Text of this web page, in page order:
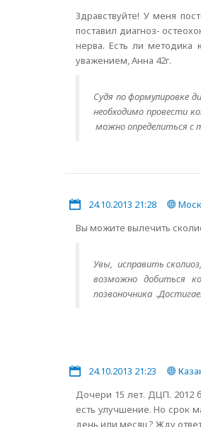
Здравствуйте! У меня
поставил диагноз-
нерва. Есть ли методика
уважением, Анна 42г.
Судя по формулировке
необходимо провести
можно определиться с
24.10.2013 21:28
Вы можите вылечить
Увы, исправить
возможно добиться
позвоночника
24.10.2013 21:23
Дочери 15 лет. ДЦП. 2012
есть улучшение. Но срок
день или месяц? Жду